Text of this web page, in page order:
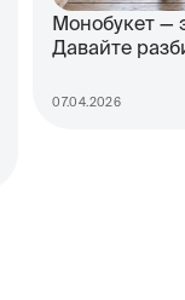
Монобукет —
Давайте
07.04.2026